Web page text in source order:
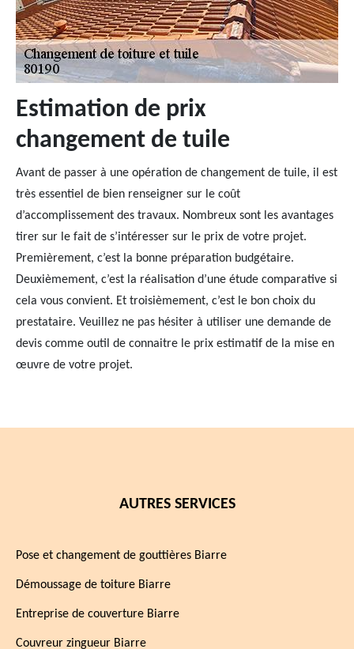
Estimation de prix
changement de tuile
Avant de passer à une opération de changement de tuile, il est
très essentiel de bien renseigner sur le coût
d’accomplissement des travaux. Nombreux sont les avantages
tirer sur le fait de s’intéresser sur le prix de votre projet.
Premièrement, c’est la bonne préparation budgétaire.
Deuxièmement, c’est la réalisation d’une étude comparative si
cela vous convient. Et troisièmement, c’est le bon choix du
prestataire. Veuillez ne pas hésiter à utiliser une demande de
devis comme outil de connaitre le prix estimatif de la mise en
œuvre de votre projet.
AUTRES SERVICES
Pose et changement de gouttières Biarre
Démoussage de toiture Biarre
Entreprise de couverture Biarre
Couvreur zingueur Biarre